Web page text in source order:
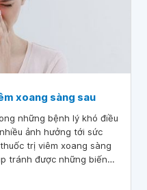
xoang sàng sau
những bệnh lý khó điều
ảnh hưởng tới sức
trị viêm xoang sàng
tránh được những biến